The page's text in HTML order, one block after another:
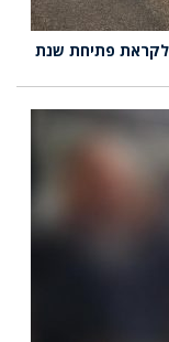
לקראת פתיחת שנת